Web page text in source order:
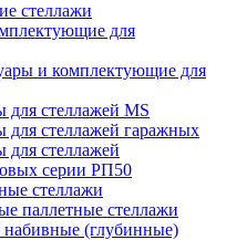
стеллажи
для
и комплектующие для
для стеллажей MS
для стеллажей гаражных
для стеллажей
серии РП50
стеллажи
паллетные стеллажи
(глубинные)